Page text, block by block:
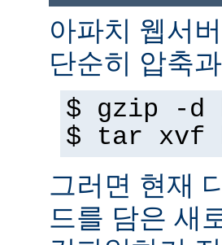
아파치 웹서
단순히 압축
$ gzip -d
$ tar xvf
그러면 현재
드를 담은 새